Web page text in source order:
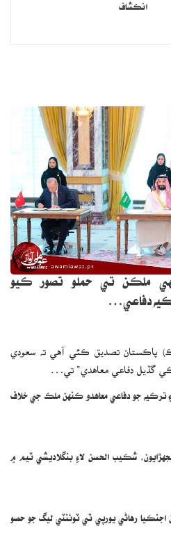
انڪشاف
ملڪن تي حملو تصور ڪيو
دفاعي…
پاڪستان تصديق ڪئي آهي ته سعودي
گڏيل دفاعي معاهدي“ تي…
ترڪيه جو دفاعي معاهدو ڪنهن ملڪ جي خلاف
شڪيب الحسن لاءِ بنگلاديشي ٽيم ۾
اجنڪيا رهاڻي يورپي ٽي ٽوئنٽي ليگ جو حصو